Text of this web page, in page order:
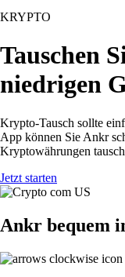
KRYPTO
Tauschen
niedrigen
Krypto-Tausch sollte
App können Sie Ankr
Kryptowährungen
Jetzt starten
Ankr bequem